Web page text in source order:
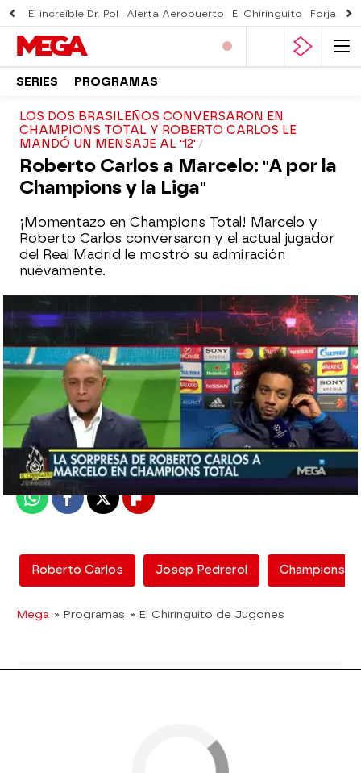
El increíble Dr. Pol Alerta Aeropuerto El Chiringuito Forjado
SERIES PROGRAMAS
LOS DOS BRASILEÑOS CONVERSARON EN
CHAMPIONS TOTAL Y ROBERTO CARLOS LE
MANDÓ UN MENSAJE AL '12'
Roberto Carlos a Marcelo: "A por la
Champions y la Liga"
¡Momentazo en Champions Total! Marcelo y
Roberto Carlos conversaron y el actual jugador
del Real Madrid le mostró su admiración
nuevamente.
mega
Madrid
Publicado:12 de febrero de 2018, 13:00
WhatsappFacebook
X Flipboard
Roberto Carlos Josep Pedrerol Champions
Mega » Programas » El Chiringuito de Jugones